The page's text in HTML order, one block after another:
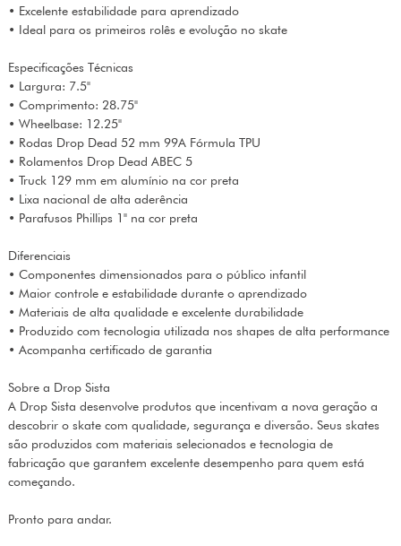
• Excelente estabilidade para aprendizado
• Ideal para os primeiros rolês e evolução no skate
Especificações Técnicas
• Largura: 7.5"
• Comprimento: 28.75"
• Wheelbase: 12.25"
• Rodas Drop Dead 52 mm 99A Fórmula TPU
• Rolamentos Drop Dead ABEC 5
• Truck 129 mm em alumínio na cor preta
• Lixa nacional de alta aderência
• Parafusos Phillips 1" na cor preta
Diferenciais
• Componentes dimensionados para o público infantil
• Maior controle e estabilidade durante o aprendizado
• Materiais de alta qualidade e excelente durabilidade
• Produzido com tecnologia utilizada nos shapes de alta performance
• Acompanha certificado de garantia
Sobre a Drop Sista
A Drop Sista desenvolve produtos que incentivam a nova geração a
descobrir o skate com qualidade, segurança e diversão. Seus skates
são produzidos com materiais selecionados e tecnologia de
fabricação que garantem excelente desempenho para quem está
começando.
Pronto para andar.